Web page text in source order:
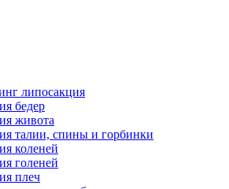
липосакция
бедер
живота
талии, спины и горбинки
коленей
голеней
плеч